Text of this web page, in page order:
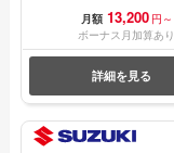
月額 13,200 円～
ボーナス月加算あり
詳細を見る